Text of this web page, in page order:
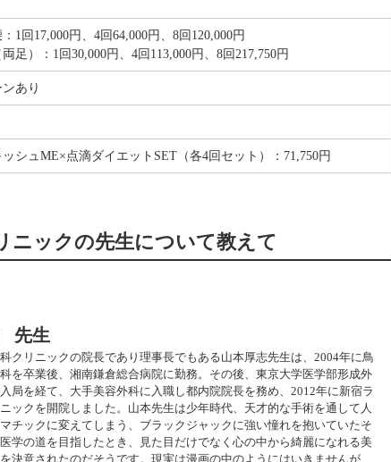
1回17,000円、4回64,000円、8回120,000円
足）：1回30,000円、4回113,000円、8回217,750円
あり
シュME×点滴ダイエットSET（各4回セット）：71,750円
ニックの先生について教えて
先生
クリニックの院長であり理事長でもある山本厚志先生は、2004年に鳥
を卒業後、湘南鎌倉総合病院に勤務。その後、東京大学医学部形成外
局を経て、大手美容外科に入職し都内院院長を務め、2012年に新宿ラ
ックを開院しました。山本先生は少年時代、天才的な手術を通して人
チックに変えてしまう、ブラックジャックに強い憧れを抱いていたそ
学の道を目指したとき、見た目だけでなく心の中から綺麗になれる美
決意されたのだそうです。現実は漫画の中のようにはいきませんが、